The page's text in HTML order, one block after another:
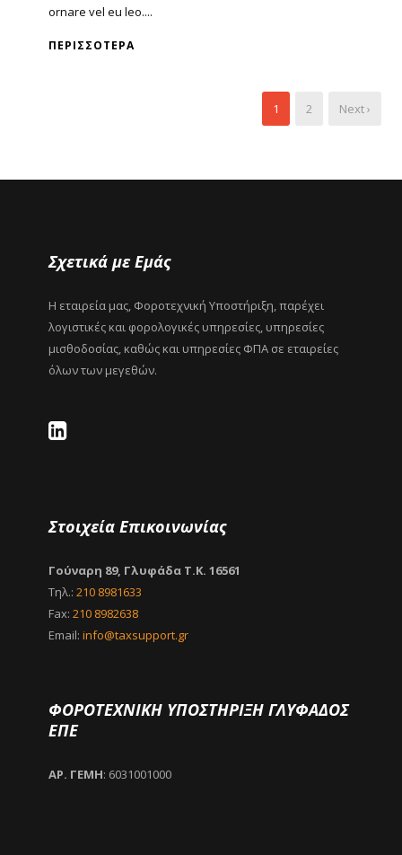
ornare vel eu leo....
ΠΕΡΙΣΣΌΤΕΡΑ
1 2 Next ›
Σχετικά με Εμάς
Η εταιρεία μας, Φοροτεχνική Υποστήριξη, παρέχει
λογιστικές και φορολογικές υπηρεσίες, υπηρεσίες
μισθοδοσίας, καθώς και υπηρεσίες ΦΠΑ σε εταιρείες
όλων των μεγεθών.
Στοιχεία Επικοινωνίας
Γούναρη 89, Γλυφάδα Τ.Κ. 16561
Τηλ.: 210 8981633
Fax: 210 8982638
Email: info@taxsupport.gr
ΦΟΡΟΤΕΧΝΙΚΗ ΥΠΟΣΤΗΡΙΞΗ ΓΛΥΦΑΔΟΣ
ΕΠΕ
ΑΡ. ΓΕΜΗ: 6031001000